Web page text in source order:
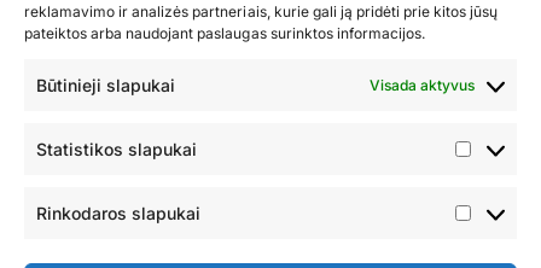
reklamavimo ir analizės partneriais, kurie gali ją pridėti prie kitos jūsų
pateiktos arba naudojant paslaugas surinktos informacijos.
Būtinieji slapukai Visada aktyvus
Statistikos slapukai
Rinkodaros slapukai
LANTEK programinė
įranga